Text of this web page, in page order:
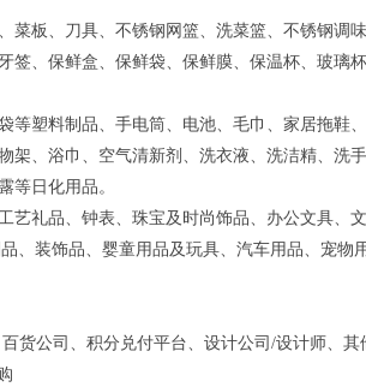
菜板、刀具、不锈钢网篮、洗菜篮、不锈钢调
、保鲜盒、保鲜袋、保鲜膜、保温杯、玻璃杯
塑料制品、手电筒、电池、毛巾、家居拖鞋、
、浴巾、空气清新剂、洗衣液、洗洁精、洗
等日化用品。
礼品、钟表、珠宝及时尚饰品、办公文具、
、装饰品、婴童用品及玩具、汽车用品、宠物
公司、积分兑付平台、设计公司/设计师、其